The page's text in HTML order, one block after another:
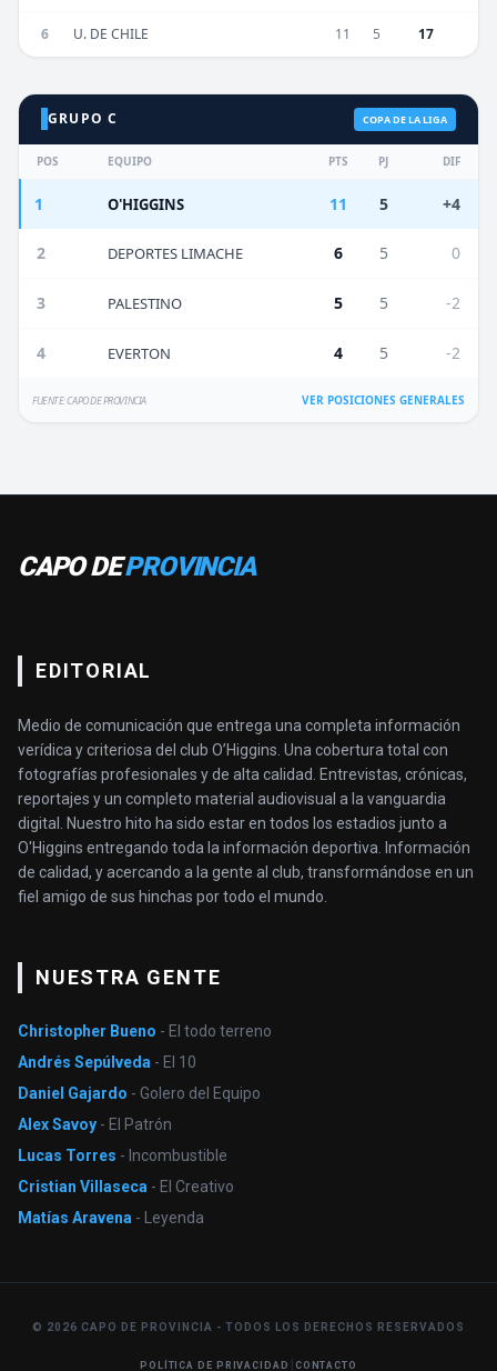
6 U. DE CHILE 11 5 17
GRUPO C COPA DE LA LIGA
POS EQUIPO PTS PJ DIF
1 O'HIGGINS 11 5 +4
2 DEPORTES LIMACHE 6 5 0
3 PALESTINO 5 5 -2
4 EVERTON 4 5 -2
FUENTE: CAPO DE PROVINCIA VER POSICIONES GENERALES
CAPO DEPROVINCIA
EDITORIAL
Medio de comunicación que entrega una completa información
verídica y criteriosa del club O’Higgins. Una cobertura total con
fotografías profesionales y de alta calidad. Entrevistas, crónicas,
reportajes y un completo material audiovisual a la vanguardia
digital. Nuestro hito ha sido estar en todos los estadios junto a
O'Higgins entregando toda la información deportiva. Información
de calidad, y acercando a la gente al club, transformándose en un
fiel amigo de sus hinchas por todo el mundo.
NUESTRA GENTE
Christopher Bueno - El todo terreno
Andrés Sepúlveda - El 10
Daniel Gajardo - Golero del Equipo
Alex Savoy - El Patrón
Lucas Torres - Incombustible
Cristian Villaseca - El Creativo
Matías Aravena - Leyenda
© 2026 CAPO DE PROVINCIA - TODOS LOS DERECHOS RESERVADOS
POLÍTICA DE PRIVACIDAD | CONTACTO